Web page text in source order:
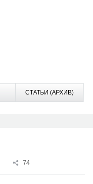
СТАТЬИ (АРХИВ)
74